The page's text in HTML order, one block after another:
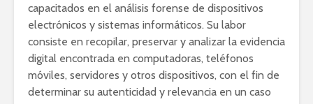
capacitados en el análisis forense de dispositivos
electrónicos y sistemas informáticos. Su labor
consiste en recopilar, preservar y analizar la evidencia
digital encontrada en computadoras, teléfonos
móviles, servidores y otros dispositivos, con el fin de
determinar su autenticidad y relevancia en un caso